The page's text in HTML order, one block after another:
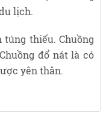
lịch.
thiếu. Chuồng
đổ nát là có
yên thân.